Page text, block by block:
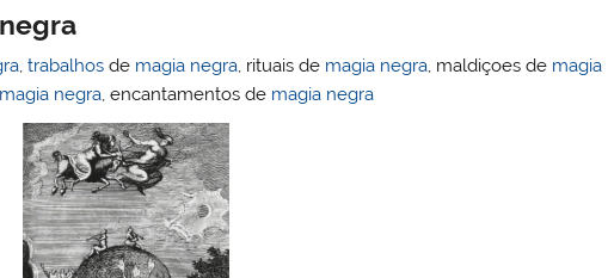
, trabalhosde magia negra, rituais de magia negra, maldiçoes de magia
magia negra, encantamentos de magia negra